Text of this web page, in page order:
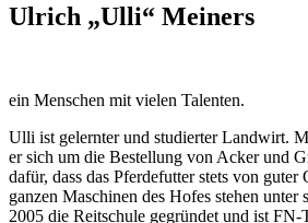
Ulrich „Ulli“ Meiners
ein Menschen mit vielen Talenten.
Ulli ist gelernter und studierter Landwirt.
er sich um die Bestellung von Acker und
dafür, dass das Pferdefutter stets von
ganzen Maschinen des Hofes stehen
2005 die Reitschule gegründet und ist FN-